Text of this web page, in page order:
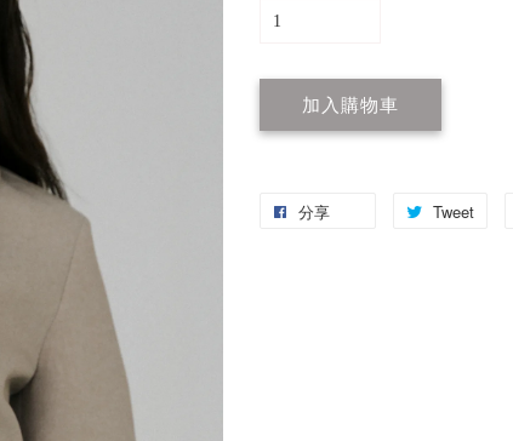
加入購物車
分享 Tweet